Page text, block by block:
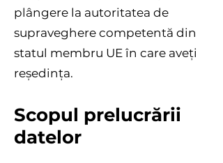
plângere la autoritatea de
supraveghere competentă din
statul membru UE în care aveți
reședința.
Scopul prelucrării
datelor